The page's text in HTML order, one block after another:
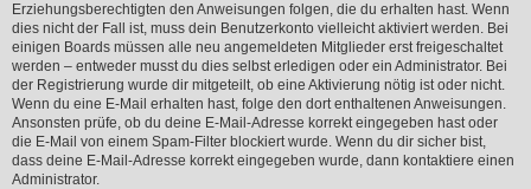
Erziehungsberechtigten den Anweisungen folgen, die du erhalten hast. Wenn
dies nicht der Fall ist, muss dein Benutzerkonto vielleicht aktiviert werden. Bei
einigen Boards müssen alle neu angemeldeten Mitglieder erst freigeschaltet
werden – entweder musst du dies selbst erledigen oder ein Administrator. Bei
der Registrierung wurde dir mitgeteilt, ob eine Aktivierung nötig ist oder nicht.
Wenn du eine E-Mail erhalten hast, folge den dort enthaltenen Anweisungen.
Ansonsten prüfe, ob du deine E-Mail-Adresse korrekt eingegeben hast oder
die E-Mail von einem Spam-Filter blockiert wurde. Wenn du dir sicher bist,
dass deine E-Mail-Adresse korrekt eingegeben wurde, dann kontaktiere einen
Administrator.